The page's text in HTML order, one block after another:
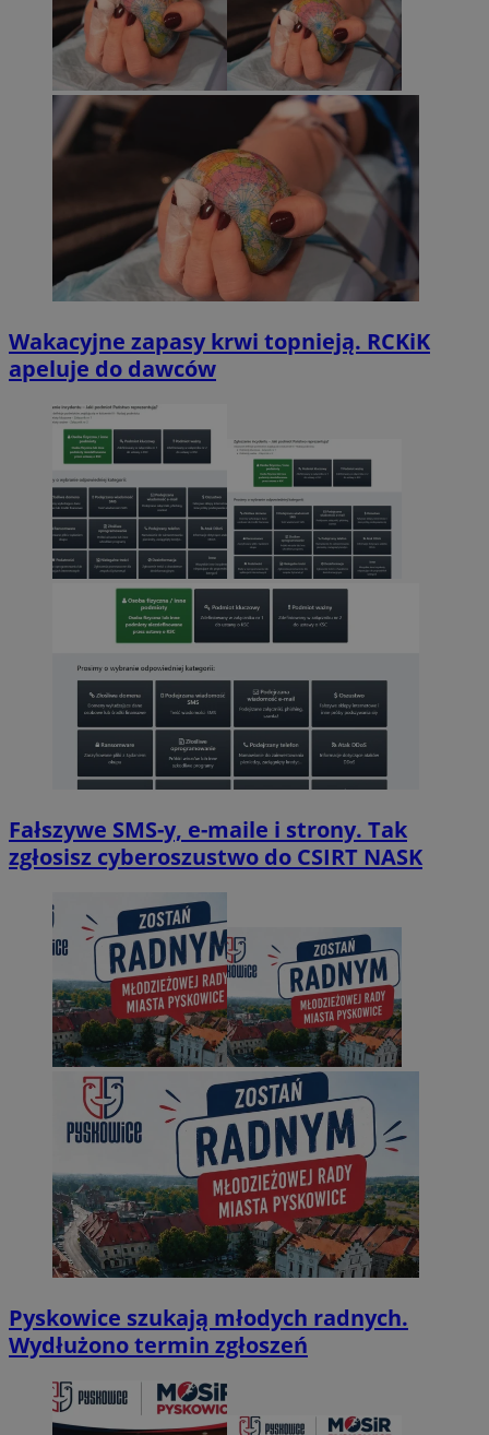
Wakacyjne zapasy krwi topnieją. RCKiK
apeluje do dawców
Fałszywe SMS-y, e-maile i strony. Tak
zgłosisz cyberoszustwo do CSIRT NASK
Pyskowice szukają młodych radnych.
Wydłużono termin zgłoszeń